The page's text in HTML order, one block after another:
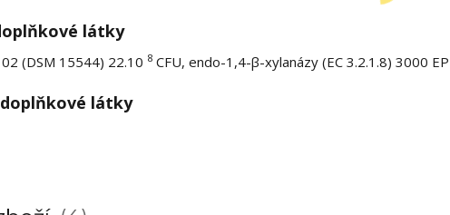
látky
(DSM 15544) 22.10 8 CFU, endo-1,4-β-xylanázy (EC 3.2.1.8) 3000
látky